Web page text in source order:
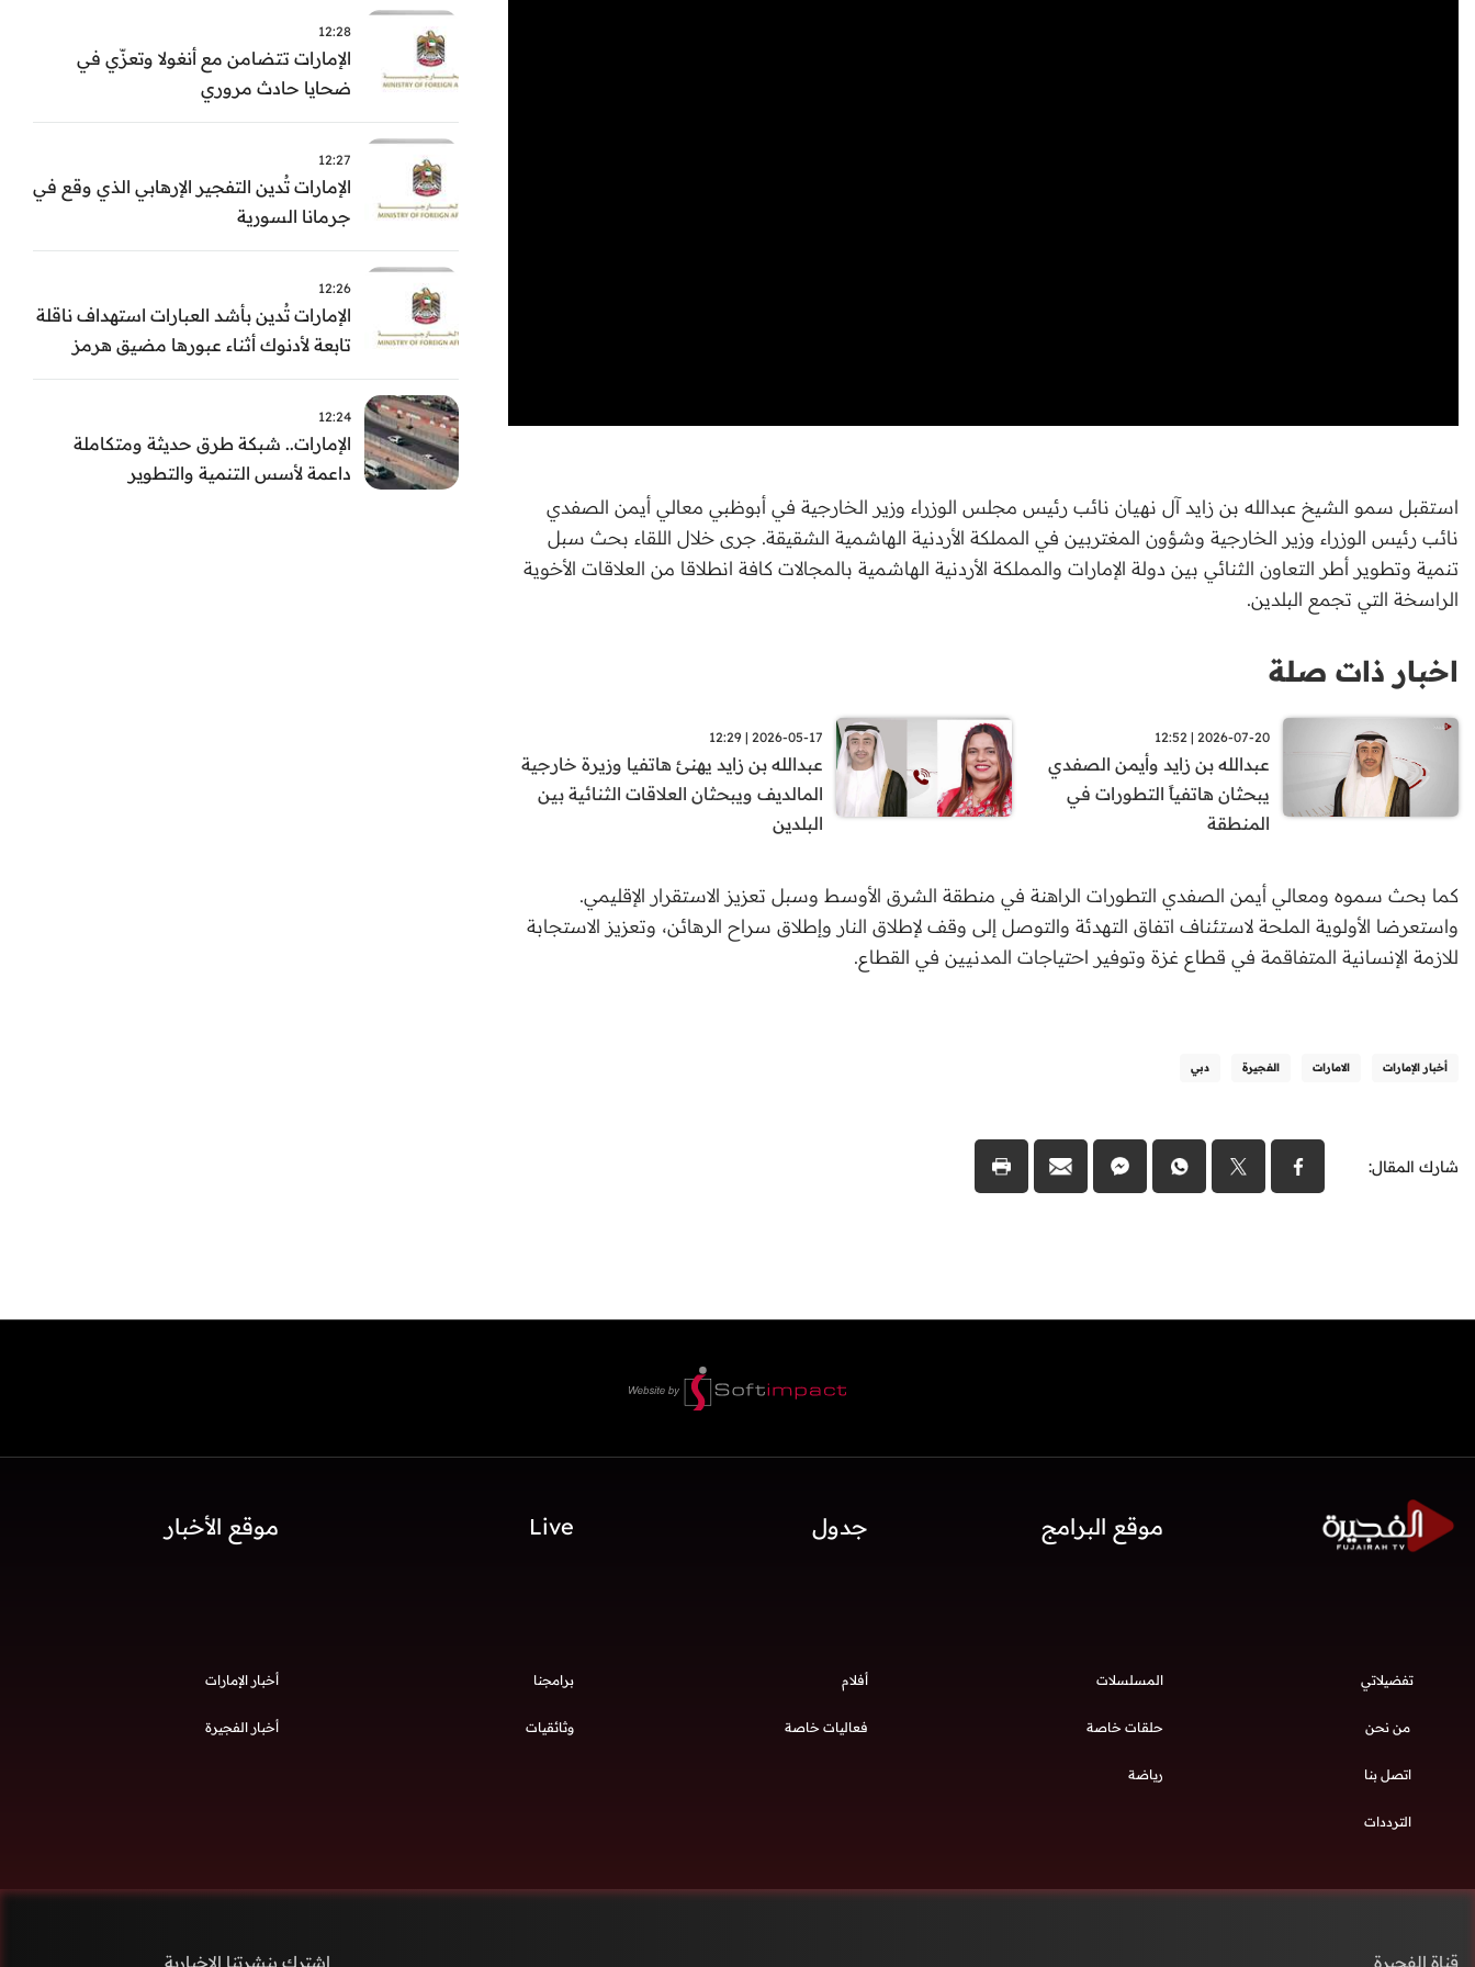
استقبل سمو الشيخ عبدالله بن زايد آل نهيان نائب رئيس مجلس الوزراء وزير الخارجية في أبوظبي معالي أيمن الصفدي
نائب رئيس الوزراء وزير الخارجية وشؤون المغتربين في المملكة الأردنية الهاشمية الشقيقة. جرى خلال اللقاء بحث سبل
تنمية وتطوير أطر التعاون الثنائي بين دولة الإمارات والمملكة الأردنية الهاشمية بالمجالات كافة انطلاقا من العلاقات الأخوية
الراسخة التي تجمع البلدين.
اخبار ذات صلة
2026-07-20 | 12:52
عبدالله بن زايد وأيمن الصفدي
يبحثان هاتفياً التطورات في
المنطقة
2026-05-17 | 12:29
عبدالله بن زايد يهنئ هاتفيا وزيرة خارجية
المالديف ويبحثان العلاقات الثنائية بين
البلدين
كما بحث سموه ومعالي أيمن الصفدي التطورات الراهنة في منطقة الشرق الأوسط وسبل تعزيز الاستقرار الإقليمي.
واستعرضا الأولوية الملحة لاستئناف اتفاق التهدئة والتوصل إلى وقف لإطلاق النار وإطلاق سراح الرهائن، وتعزيز الاستجابة
للازمة الإنسانية المتفاقمة في قطاع غزة وتوفير احتياجات المدنيين في القطاع.
أخبار الإمارات الامارات الفجيرة دبي
شارك المقال:
12:28
الإمارات تتضامن مع أنغولا وتعزّي في
ضحايا حادث مروري
12:27
الإمارات تُدين التفجير الإرهابي الذي وقع في
جرمانا السورية
12:26
الإمارات تُدين بأشد العبارات استهداف ناقلة
تابعة لأدنوك أثناء عبورها مضيق هرمز
12:24
الإمارات.. شبكة طرق حديثة ومتكاملة
داعمة لأسس التنمية والتطوير
موقع البرامج جدول Live موقع الأخبار
تفضيلاتي
من نحن
اتصل بنا
الترددات
المسلسلات أفلام برامجنا
حلقات خاصة فعاليات خاصة وثائقيات
رياضة
أخبار الإمارات
أخبار الفجيرة
قناة الفجيرة إشترك بنشرتنا الاخبارية